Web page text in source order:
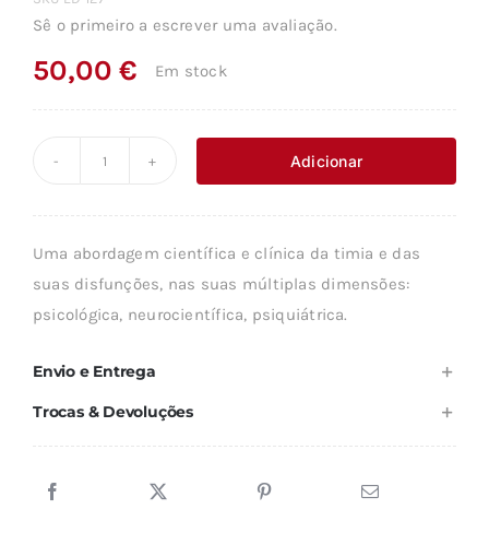
Sê o primeiro a escrever uma avaliação.
50,00€ Em stock
HUMOR
NORMAL
PSICOLOGIA
Adicionar
Uma abordagem científica e clínica da timia e das
suas disfunções, nas suas múltiplas dimensões:
psicológica, neurocientífica, psiquiátrica.
Envio e Entrega
Trocas & Devoluções